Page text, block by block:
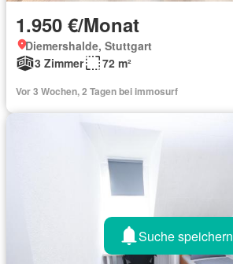
1.950 €/Monat
Diemershalde, Stuttgart
3 Zimmer
72 m²
Vor 3 Wochen, 2 Tagen bei immosurf
Suche speichern